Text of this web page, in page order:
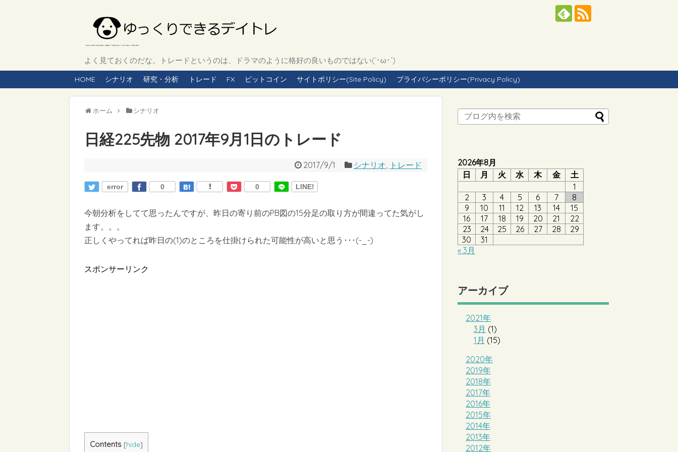
よく見ておくのだな。トレードというのは、ドラマのように格好の良いものではない(`･ω･´)
HOME シナリオ 研究・分析 トレード FX ビットコイン サイトポリシー(Site Policy) プライバシーポリシー(Privacy Policy)
ホーム シナリオ
日経225先物 2017年9月1日のトレード
2017/9/1 シナリオ, トレード
error 0 0 LINE!
今朝分析をしてて思ったんですが、昨日の寄り前のPB図の15分足の取り方が間違ってた気がし
ます。。。
正しくやってれば昨日の(1)のところを仕掛けられた可能性が高いと思う･･･(-_-)
スポンサーリンク
Contents [hide]
2026年8月
日
月 火 水 木 金
土
1
2
3 4 5 6 7
8
9
10 11 12 13 14
15
16
17 18 19 20 21
22
23
24 25 26 27 28
29
30
31
« 3月
アーカイブ
2021年
3月 (1)
1月 (15)
2020年
2019年
2018年
2017年
2016年
2015年
2014年
2013年
2012年